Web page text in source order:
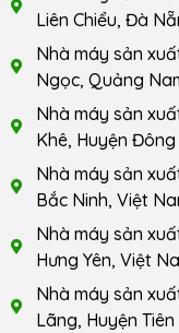
Liên Chiểu, Đà
Nhà máy sản
Ngọc, Quảng
Nhà máy sản
Khê, Huyện
Nhà máy sản
Bắc Ninh, Việt
Nhà máy sản
Hưng Yên, Việt
Nhà máy sản
Lãng, Huyện